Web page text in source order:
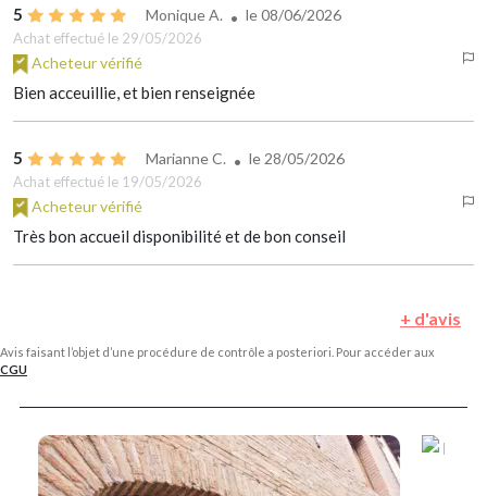
5 Monique A. le08/06/2026
Achat effectué le 29/05/2026
Acheteur vérifié
Bien acceuillie, et bien renseignée
5 Marianne C. le 28/05/2026
Achat effectué le 19/05/2026
Acheteur vérifié
Très bon accueil disponibilité et de bon conseil
Avis faisant l’objet d’une procédure de contrôle a posteriori. Pour accéder aux
CGU
+ d'avis